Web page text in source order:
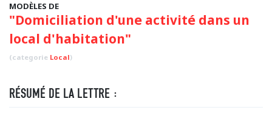
MODÈLES DE
"Domiciliation d'une activité dans un
local d'habitation"
(categorie Local)
RÉSUMÉ DE LA LETTRE :